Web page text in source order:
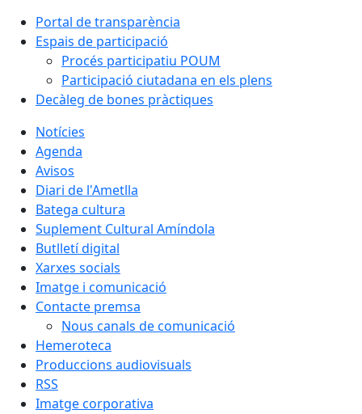
Portal de transparència
Espais de participació
Procés participatiu POUM
Participació ciutadana en els plens
Decàleg de bones pràctiques
Notícies
Agenda
Avisos
Diari de l'Ametlla
Batega cultura
Suplement Cultural Amíndola
Butlletí digital
Xarxes socials
Imatge i comunicació
Contacte premsa
Nous canals de comunicació
Hemeroteca
Produccions audiovisuals
RSS
Imatge corporativa